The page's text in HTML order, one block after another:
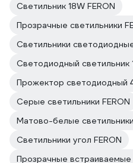
Светильник 18W FERON
Прозрачные светильники
Светильники
Светодиодный светильник
Прожектор светодиодный
Серые светильники FERON
Матово-белые светильники
Светильники угол FERON
Прозрачные встраиваемые